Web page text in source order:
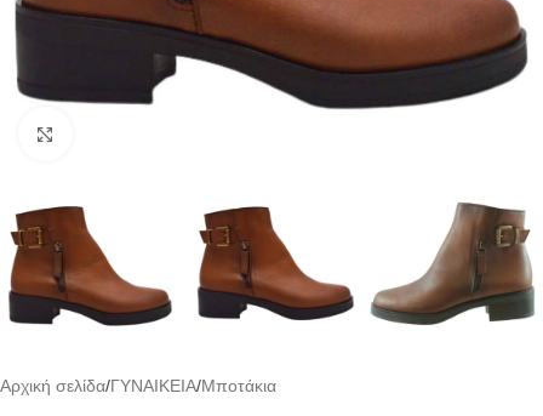
Αρχική σελίδα/ΓΥΝΑΙΚΕΙΑ/Μποτάκια